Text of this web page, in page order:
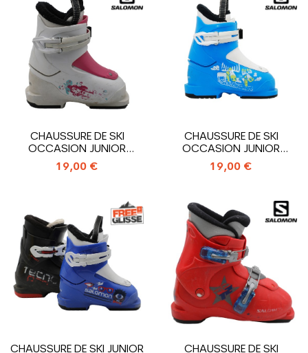
CHAUSSURE DE SKI
OCCASION JUNIOR
SALOMON T1_1 CROCHET
19,00 €
CHAUSSURE DE SKI
OCCASION JUNIOR
SALOMON T1_1 CROCHET
19,00 €
CHAUSSURE DE SKI JUNIOR
CHAUSSURE DE SKI